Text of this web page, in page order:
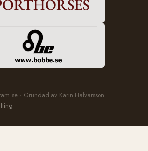
· Grundad av Karin Halvarsson